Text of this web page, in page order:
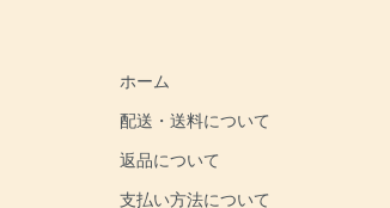
ホーム
配送・送料について
返品について
支払い方法について